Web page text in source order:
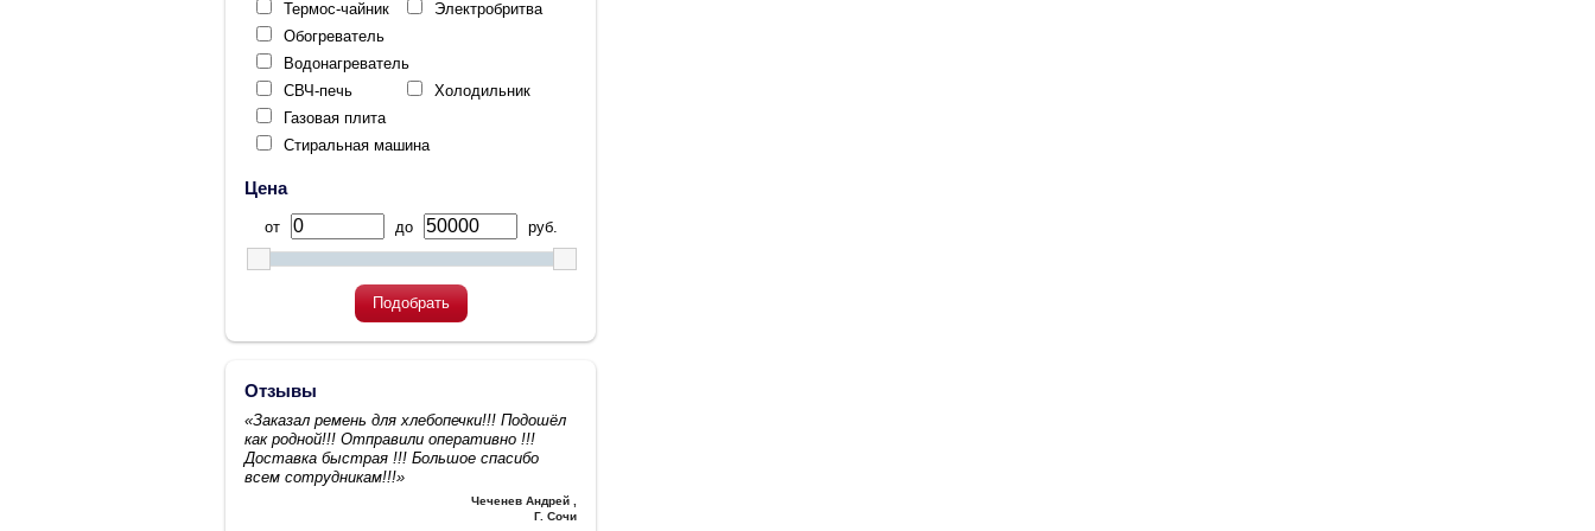
Термос-чайник
Электробритва
Обогреватель
Водонагреватель
СВЧ-печь
Холодильник
Газовая плита
Стиральная машина
Цена
от до руб.
Подобрать
Отзывы
«Заказал ремень для хлебопечки!!! Подошёл
как родной!!! Отправили оперативно !!!
Доставка быстрая !!! Большое спасибо
всем сотрудникам!!!»
Чеченев Андрей
Г. Сочи